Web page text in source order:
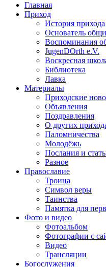
Главная
Приход
История прихода
Основатель
Воспоминания
JugenDOrth e.V.
Воскресная
Библиотека
Лавка
Материалы
Приходские
Объявления
Поздравления
О других
Паломничества
Молодёжь
Послания и
Разное
Православие
Троица
Символ веры
Таинства
Памятка для
Фото и видео
Фотоальбом
Фотографии с
Видео
Трансляции
Богослужения